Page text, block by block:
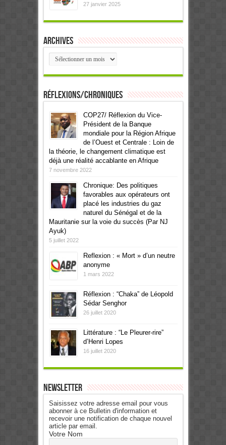
27 janvier 2025
Archives
Archives
Réflexions/Chroniques
COP27/ Réflexion du Vice-
Président de la Banque
mondiale pour la Région Afrique
de l’Ouest et Centrale : Loin de
la théorie, le changement climatique est
déjà une réalité accablante en Afrique
7 novembre 2022
Chronique: Des politiques
favorables aux opérateurs ont
placé les industries du gaz
naturel du Sénégal et de la
Mauritanie sur la voie du succès (Par NJ
Ayuk)
5 juillet 2022
Reflexion : « Mort » d’un neutre
anonyme
1 mars 2022
Réflexion : “Chaka” de Léopold
Sédar Senghor
26 juillet 2020
Littérature : “Le Pleurer-rire”
d’Henri Lopes
16 juillet 2020
Newsletter
Saisissez votre adresse email pour vous
abonner à ce Bulletin d'information et
recevoir une notification de chaque nouvel
article par email.
Votre Nom